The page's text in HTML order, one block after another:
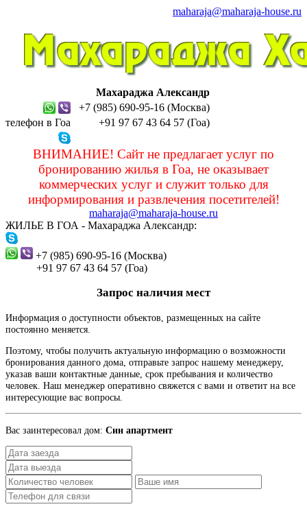
maharaja@maharaja-house.ru
Махараджа Александр
+7 (985) 690-95-16 (Москва)
телефон в Гоа
+91 97 67 43 64 57 (Гоа)
ВНИМАНИЕ! Сайт не предлагает услуг по
бронированию жилья в Гоа, не оказывает
коммерческих услуг и служит только для
информирования и развлечения посетителей!
maharaja@maharaja-house.ru
ЖИЛЬЕ В ГОА - Махараджа Александр:
+7 (985) 690-95-16 (Москва)
+91 97 67 43 64 57 (Гоа)
Запрос наличия мест
Информация о доступности объектов, размещенных на сайте
постоянно меняется.
Поэтому, чтобы получить актуальную информацию о возможности
бронирования данного дома, отправьте запрос нашему менеджеру,
указав ваши контактные данные, срок пребывания и количество
человек. Наш менеджер оперативно свяжется с вами и ответит на все
интересующие вас вопросы.
Вас заинтересовал дом: Син апартмент